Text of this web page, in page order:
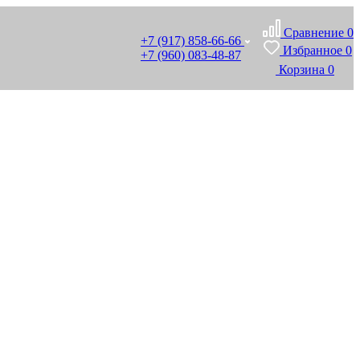
+7 (917) 858-66-66
+7 (960) 083-48-87
Сравнение 0
Избранное 0
Корзина 0